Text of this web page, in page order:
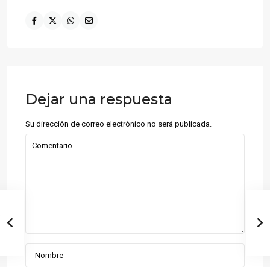
Dejar una respuesta
Su dirección de correo electrónico no será publicada.